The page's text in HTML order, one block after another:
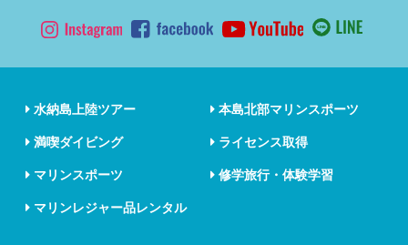
水納島上陸ツアー 本島北部マリンスポーツ
満喫ダイビング ライセンス取得
マリンスポーツ 修学旅行・体験学習
マリンレジャー品レンタル